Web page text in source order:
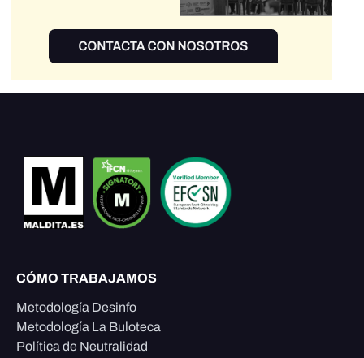
CÓMO TRABAJAMOS
Metodología Desinfo
Metodología La Buloteca
Política de Neutralidad